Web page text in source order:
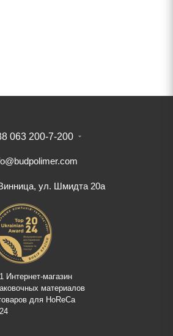
063 200-7-200
ул. Шмидта 20а
Интернет-магазин
материалов
для HoReCa